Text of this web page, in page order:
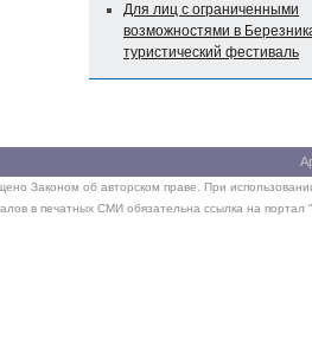
Для лиц с ограниченными
возможностями в
туристический фестиваль
Законом об авторском праве. При
в печатных СМИ обязательна ссылка на